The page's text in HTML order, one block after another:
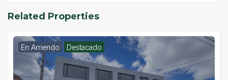
Related Properties
En Arriendo Destacado